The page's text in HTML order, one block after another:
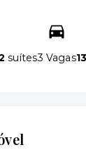
suítes3 Vagas